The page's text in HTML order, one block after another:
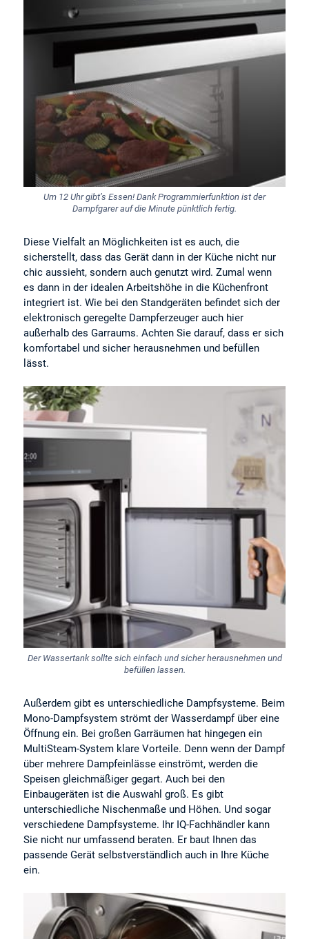
Um 12 Uhr gibt’s Essen! Dank Programmierfunktion ist der
Dampfgarer auf die Minute pünktlich fertig.
Diese Vielfalt an Möglichkeiten ist es auch, die
sicherstellt, dass das Gerät dann in der Küche nicht nur
chic aussieht, sondern auch genutzt wird. Zumal wenn
es dann in der idealen Arbeitshöhe in die Küchenfront
integriert ist. Wie bei den Standgeräten befindet sich der
elektronisch geregelte Dampferzeuger auch hier
außerhalb des Garraums. Achten Sie darauf, dass er sich
komfortabel und sicher herausnehmen und befüllen
lässt.
Der Wassertank sollte sich einfach und sicher herausnehmen und
befüllen lassen.
Außerdem gibt es unterschiedliche Dampfsysteme. Beim
Mono-Dampfsystem strömt der Wasserdampf über eine
Öffnung ein. Bei großen Garräumen hat hingegen ein
MultiSteam-System klare Vorteile. Denn wenn der Dampf
über mehrere Dampfeinlässe einströmt, werden die
Speisen gleichmäßiger gegart. Auch bei den
Einbaugeräten ist die Auswahl groß. Es gibt
unterschiedliche Nischenmaße und Höhen. Und sogar
verschiedene Dampfsysteme. Ihr IQ-Fachhändler kann
Sie nicht nur umfassend beraten. Er baut Ihnen das
passende Gerät selbstverständlich auch in Ihre Küche
ein.